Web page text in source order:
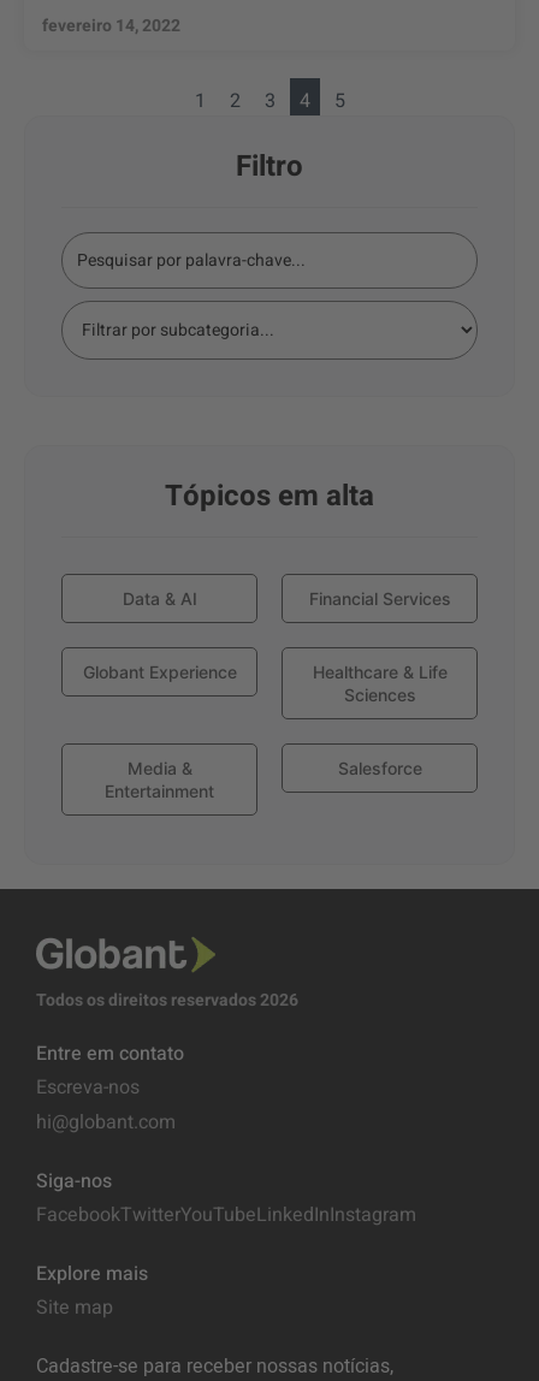
fevereiro 14, 2022
1 2 3 4 5
Filtro
Tópicos em alta
Data & AI Financial Services
Globant Experience
Healthcare & Life
Sciences
Media &
Entertainment
Salesforce
Todos os direitos reservados 2026
Entre em contato
Escreva-nos
hi@globant.com
Siga-nos
FacebookTwitterYouTubeLinkedInInstagram
Explore mais
Site map
Cadastre-se para receber nossas notícias,